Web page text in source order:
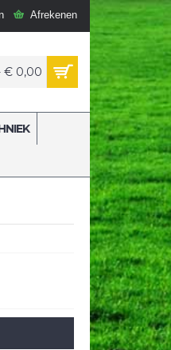
Afrekenen
0 product(en) - € 0,00